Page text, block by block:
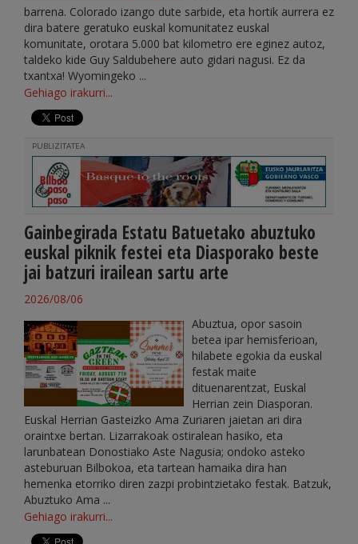
barrena. Colorado izango dute sarbide, eta hortik aurrera ez
dira batere geratuko euskal komunitatez euskal
komunitate, orotara 5.000 bat kilometro ere eginez autoz,
taldeko kide Guy Saldubehere auto gidari nagusi. Ez da
txantxa! Wyomingeko ...
Gehiago irakurri...
PUBLIZITATEA
Gainbegirada Estatu Batuetako abuztuko
euskal piknik festei eta Diasporako beste
jai batzuri irailean sartu arte
2026/08/06
Abuztua, opor sasoin
betea ipar hemisferioan,
hilabete egokia da euskal
festak maite
dituenarentzat, Euskal
Herrian zein Diasporan.
Euskal Herrian Gasteizko Ama Zuriaren jaietan ari dira
oraintxe bertan. Lizarrakoak ostiralean hasiko, eta
larunbatean Donostiako Aste Nagusia; ondoko asteko
asteburuan Bilbokoa, eta tartean hamaika dira han
hemenka etorriko diren zazpi probintzietako festak. Batzuk,
Abuztuko Ama ...
Gehiago irakurri...